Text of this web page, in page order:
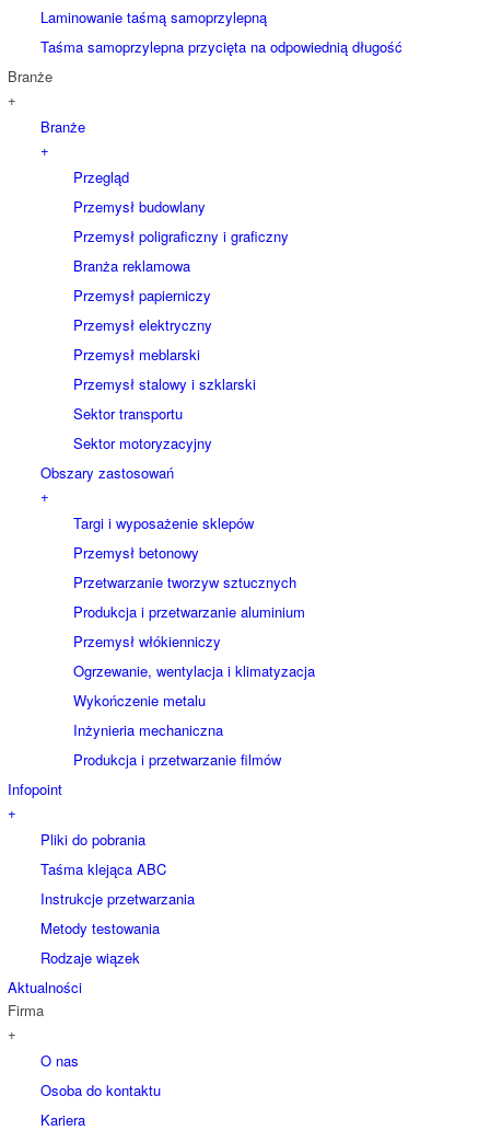
Laminowanie taśmą samoprzylepną
Taśma samoprzylepna przycięta na odpowiednią długość
Branże
+
Branże
+
Przegląd
Przemysł budowlany
Przemysł poligraficzny i graficzny
Branża reklamowa
Przemysł papierniczy
Przemysł elektryczny
Przemysł meblarski
Przemysł stalowy i szklarski
Sektor transportu
Sektor motoryzacyjny
Obszary zastosowań
+
Targi i wyposażenie sklepów
Przemysł betonowy
Przetwarzanie tworzyw sztucznych
Produkcja i przetwarzanie aluminium
Przemysł włókienniczy
Ogrzewanie, wentylacja i klimatyzacja
Wykończenie metalu
Inżynieria mechaniczna
Produkcja i przetwarzanie filmów
Infopoint
+
Pliki do pobrania
Taśma klejąca ABC
Instrukcje przetwarzania
Metody testowania
Rodzaje wiązek
Aktualności
Firma
+
O nas
Osoba do kontaktu
Kariera